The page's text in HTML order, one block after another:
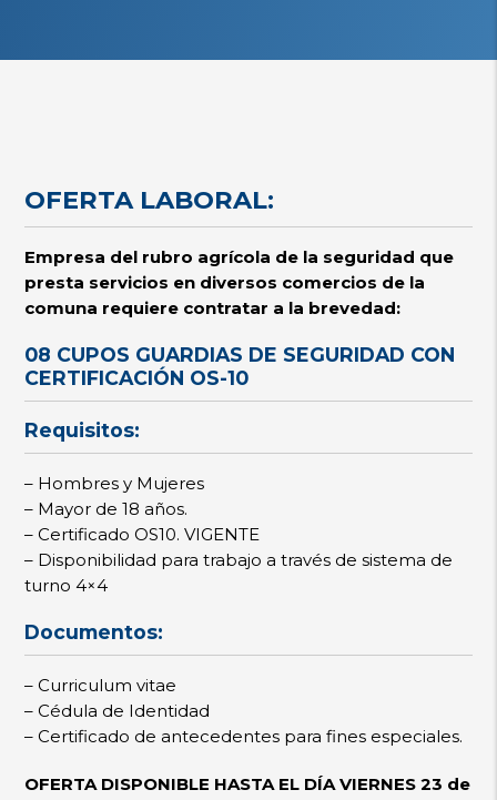
OFERTA LABORAL:
Empresa del rubro agrícola de la seguridad que
presta servicios en diversos comercios de la
comuna requiere contratar a la brevedad:
08 CUPOS GUARDIAS DE SEGURIDAD CON
CERTIFICACIÓN OS-10
Requisitos:
– Hombres y Mujeres
– Mayor de 18 años.
– Certificado OS10. VIGENTE
– Disponibilidad para trabajo a través de sistema de
turno 4×4
Documentos:
– Curriculum vitae
– Cédula de Identidad
– Certificado de antecedentes para fines especiales.
OFERTA DISPONIBLE HASTA EL DÍA VIERNES 23 de